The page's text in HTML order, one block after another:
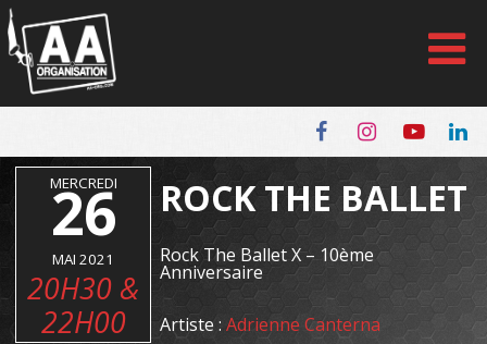
Panneau de gestion des cookies
MERCREDI
26
MAI 2021
20H30 &
22H00
ROCK THE BALLET
Rock The Ballet X – 10ème
Anniversaire
Artiste :Adrienne Canterna